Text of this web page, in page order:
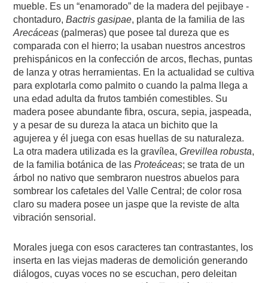
mueble. Es un “enamorado” de la madera del pejibaye -
chontaduro,Bactris gasipae, planta de la familia de las
Arecáceas (palmeras) que posee tal dureza que es
comparada con el hierro; la usaban nuestros ancestros
prehispánicos en la confección de arcos, flechas, puntas
de lanza y otras herramientas. En la actualidad se cultiva
para explotarla como palmito o cuando la palma llega a
una edad adulta da frutos también comestibles. Su
madera posee abundante fibra, oscura, sepia, jaspeada,
y a pesar de su dureza la ataca un bichito que la
agujerea y él juega con esas huellas de su naturaleza.
La otra madera utilizada es la gravílea,Grevillea robusta,
de la familia botánica de lasProteáceas; se trata de un
árbol no nativo que sembraron nuestros abuelos para
sombrear los cafetales del Valle Central; de color rosa
claro su madera posee un jaspe que la reviste de alta
vibración sensorial.
Morales juega con esos caracteres tan contrastantes, los
inserta en las viejas maderas de demolición generando
diálogos, cuyas voces no se escuchan, pero deleitan